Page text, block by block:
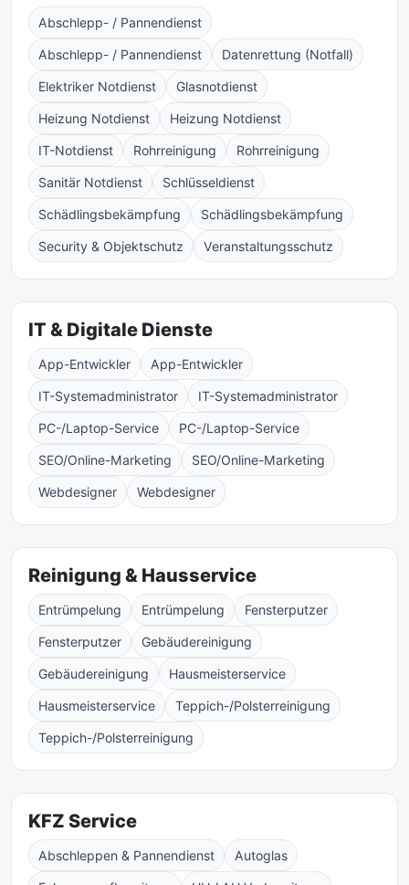
Abschlepp- / Pannendienst
Abschlepp- / Pannendienst Datenrettung (Notfall)
Elektriker Notdienst Glasnotdienst
Heizung Notdienst Heizung Notdienst
IT-Notdienst Rohrreinigung Rohrreinigung
Sanitär Notdienst Schlüsseldienst
Schädlingsbekämpfung Schädlingsbekämpfung
Security & Objektschutz Veranstaltungsschutz
IT & Digitale Dienste
App-Entwickler App-Entwickler
IT-Systemadministrator IT-Systemadministrator
PC-/Laptop-Service PC-/Laptop-Service
SEO/Online-Marketing SEO/Online-Marketing
Webdesigner Webdesigner
Reinigung & Hausservice
Entrümpelung Entrümpelung Fensterputzer
Fensterputzer Gebäudereinigung
Gebäudereinigung Hausmeisterservice
Hausmeisterservice Teppich-/Polsterreinigung
Teppich-/Polsterreinigung
KFZ Service
Abschleppen & Pannendienst Autoglas